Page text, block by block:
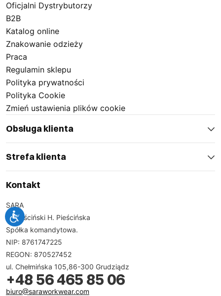
Oficjalni Dystrybutorzy
B2B
Katalog online
Znakowanie odzieży
Praca
Regulamin sklepu
Polityka prywatności
Polityka Cookie
Zmień ustawienia plików cookie
Obsługa klienta
Strefa klienta
Kontakt
SARA
J. Pieściński H. Pieścińska
Spółka komandytowa.
NIP: 8761747225
REGON: 870527452
ul. Chełmińska 105,86-300 Grudziądz
+48 56 465 85 06
biuro@saraworkwear.com